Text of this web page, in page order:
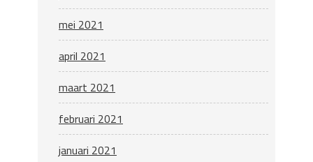
mei 2021
april 2021
maart 2021
februari 2021
januari 2021